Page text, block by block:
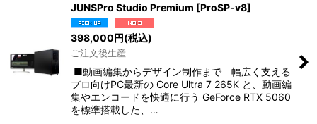
JUNSPro Studio Premium [ProSP-v8]
398,000円(税込)
ご注文後生産
■動画編集からデザイン制作まで 幅広く支える
プロ向けPC最新の Core Ultra 7 265K と、動画編
集やエンコードを快適に行う GeForce RTX 5060
を標準搭載した、…